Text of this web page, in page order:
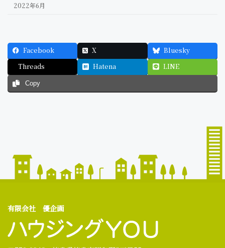
2022年6月
Facebook X
Bluesky
Threads
Hatena LINE
Copy
有限会社 優企画